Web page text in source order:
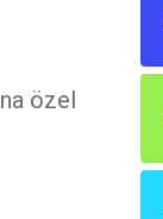
özel